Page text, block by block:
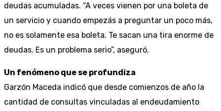
deudas acumuladas. “A veces vienen por una boleta de
un servicio y cuando empezás a preguntar un poco más,
no es solamente esa boleta. Te sacan una tira enorme de
deudas. Es un problema serio”, aseguró.
Un fenómeno que se profundiza
Garzón Maceda indicó que desde comienzos de año la
cantidad de consultas vinculadas al endeudamiento